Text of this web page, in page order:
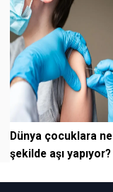
Dünya çocuklara ne
şekilde aşı yapıyor?